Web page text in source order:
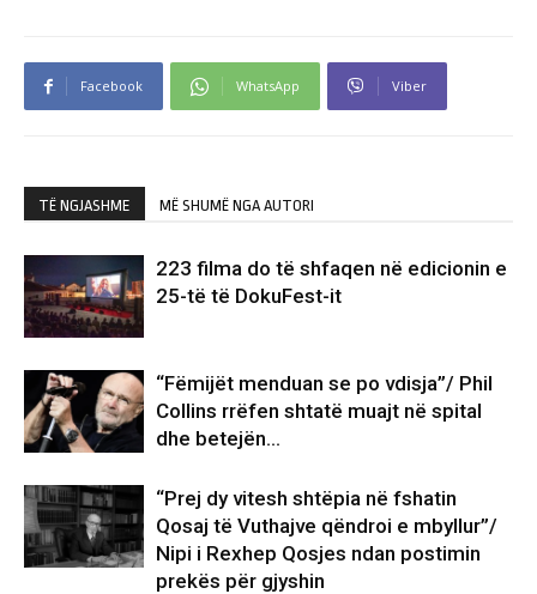
Facebook WhatsApp Viber
TË NGJASHME MË SHUMË NGA AUTORI
223 filma do të shfaqen në edicionin e
25-të të DokuFest-it
“Fëmijët menduan se po vdisja”/ Phil
Collins rrëfen shtatë muajt në spital
dhe betejën…
“Prej dy vitesh shtëpia në fshatin
Qosaj të Vuthajve qëndroi e mbyllur”/
Nipi i Rexhep Qosjes ndan postimin
prekës për gjyshin